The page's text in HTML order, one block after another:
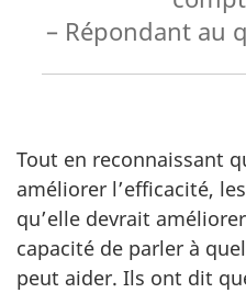
– Répondant au
Tout en reconnaissant
améliorer l’efficacité,
qu’elle devrait
capacité de parler à
peut aider. Ils ont dit